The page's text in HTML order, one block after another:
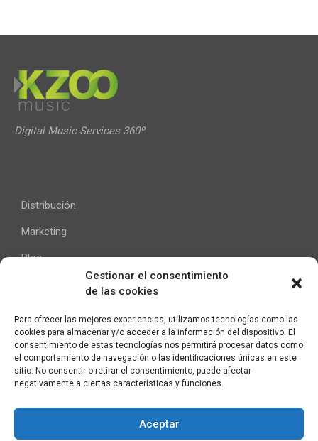
Gestionar el consentimiento
de las cookies
Para ofrecer las mejores experiencias, utilizamos tecnologías como las
cookies para almacenar y/o acceder a la información del dispositivo. El
consentimiento de estas tecnologías nos permitirá procesar datos como
el comportamiento de navegación o las identificaciones únicas en este
sitio. No consentir o retirar el consentimiento, puede afectar
negativamente a ciertas características y funciones.
Aceptar
Digital Music Services 360º
Distribución
Marketing
Blog
Ayuda
Contacto
Aviso Legal